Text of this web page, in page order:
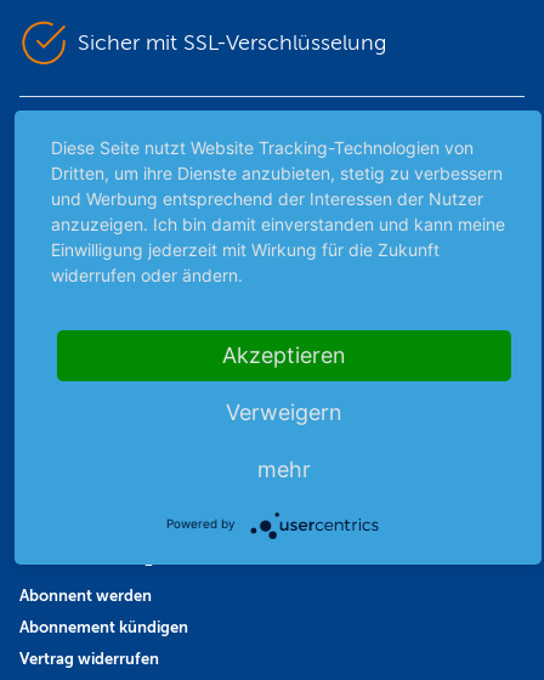
Sicher mit SSL-Verschlüsselung
Highlights
Archiv
Börsenbericht
Börsengerüchte
Börsengespräche
Favoriten
Finanzpodcast
Abonnent werden
Abonnement kündigen
Vertrag widerrufen
Diese Seite nutzt Website Tracking-Technologien von
Dritten, um ihre Dienste anzubieten, stetig zu verbessern
und Werbung entsprechend der Interessen der Nutzer
anzuzeigen. Ich bin damit einverstanden und kann meine
Einwilligung jederzeit mit Wirkung für die Zukunft
widerrufen oder ändern.
Akzeptieren
Verweigern
mehr
Powered by